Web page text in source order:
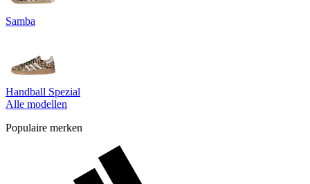
Samba
Handball Spezial
Alle modellen
Populaire merken